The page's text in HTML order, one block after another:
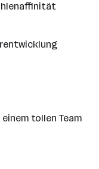
tollen Team